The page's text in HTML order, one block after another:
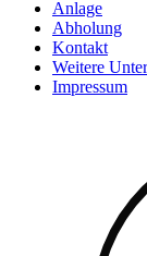
Anlage
Abholung
Kontakt
Weitere
Impressum